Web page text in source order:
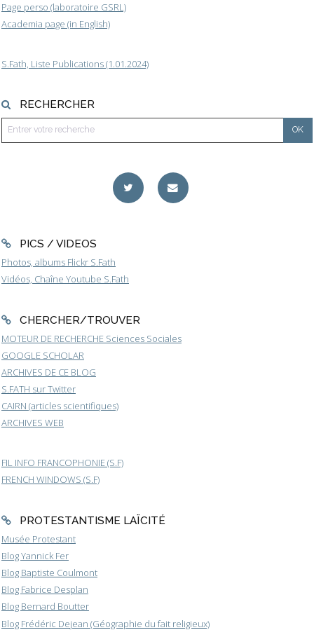
Page perso (laboratoire GSRL)
Academia page (in English)
S.Fath, Liste Publications (1.01.2024)
RECHERCHER
PICS / VIDEOS
Photos, albums Flickr S.Fath
Vidéos, Chaîne Youtube S.Fath
CHERCHER/TROUVER
MOTEUR DE RECHERCHE Sciences Sociales
GOOGLE SCHOLAR
ARCHIVES DE CE BLOG
S.FATH sur Twitter
CAIRN (articles scientifiques)
ARCHIVES WEB
FIL INFO FRANCOPHONIE (S.F)
FRENCH WINDOWS (S.F)
PROTESTANTISME LAÏCITÉ
Musée Protestant
Blog Yannick Fer
Blog Baptiste Coulmont
Blog Fabrice Desplan
Blog Bernard Boutter
Blog Frédéric Dejean (Géographie du fait religieux)